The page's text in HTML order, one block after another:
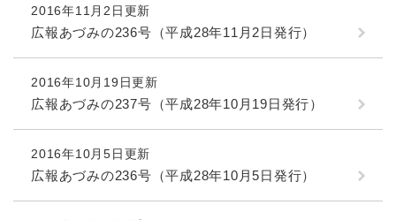
2016年11月2日更新
広報あづみの236号（平成28年11月2日発行）
2016年10月19日更新
広報あづみの237号（平成28年10月19日発行）
2016年10月5日更新
広報あづみの236号（平成28年10月5日発行）